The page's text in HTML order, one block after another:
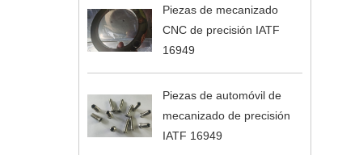
Piezas de mecanizado
CNC de precisión IATF
16949
Piezas de automóvil de
mecanizado de precisión
IATF 16949